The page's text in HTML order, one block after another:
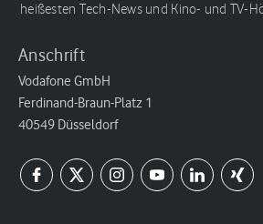
heißesten Tech-News und Kino- und TV-
Anschrift
Vodafone GmbH
Ferdinand-Braun-Platz 1
40549 Düsseldorf